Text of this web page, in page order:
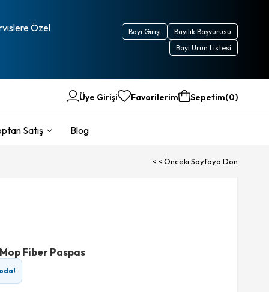
Özel Bayilik Başvurusu
Bayi Girişi
Bayi Ürün Listesi
Üye Girişi Favorilerim Sepetim 0
Satış Blog
< < Önceki Sayfaya Dön
Fiber Paspas